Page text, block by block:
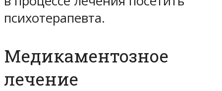
психотерапевта.
Медикаментозное
лечение